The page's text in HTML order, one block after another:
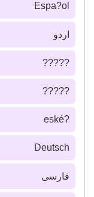
Espa?ol
اردو
?????
?????
?eské
Deutsch
فارسى